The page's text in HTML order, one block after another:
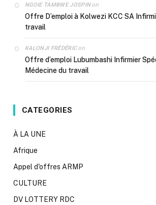
NGOIE TAMBWE JOSPINon
Offre D’emploi à Kolwezi KCC SA
travail
KALONJI FRÉDÉRICon
Offre d’emploi Lubumbashi Infirmier
Médecine du travail
CATEGORIES
À LA UNE
Afrique
Appel d'offres ARMP
CULTURE
DV LOTTERY RDC